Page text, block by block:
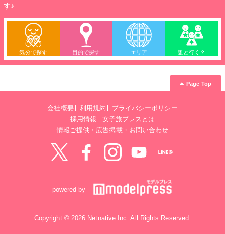
す♪
気分で探す 目的で探す エリア 誰と行く？
Page Top
会社概要 利用規約
プライバシーポリシー
採用情報
女子旅プレスとは
情報ご提供・広告掲載・お問い合わせ
powered by
Copyright © 2026 Netnative Inc. All Rights Reserved.